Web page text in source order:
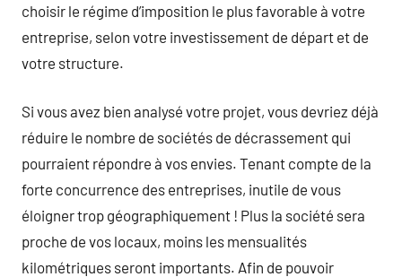
choisir le régime d’imposition le plus favorable à votre
entreprise, selon votre investissement de départ et de
votre structure.
Si vous avez bien analysé votre projet, vous devriez déjà
réduire le nombre de sociétés de décrassement qui
pourraient répondre à vos envies. Tenant compte de la
forte concurrence des entreprises, inutile de vous
éloigner trop géographiquement ! Plus la société sera
proche de vos locaux, moins les mensualités
kilométriques seront importants. Afin de pouvoir